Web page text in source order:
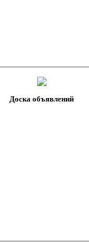
Доска объявлений